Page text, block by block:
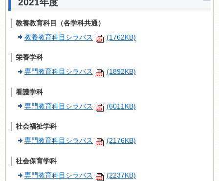
教養教育科目（各学科共通）
教養教育科目シラバス
(1762KB)
栄養学科
専門教育科目シラバス
(1892KB)
看護学科
専門教育科目シラバス
(6011KB)
社会福祉学科
専門教育科目シラバス
(2176KB)
社会保育学科
専門教育科目シラバス
(2237KB)